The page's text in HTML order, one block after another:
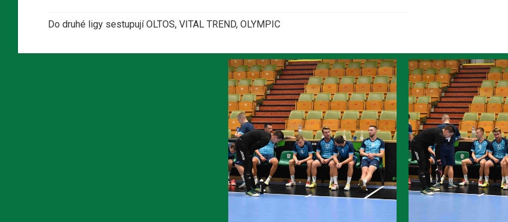
Do druhé ligy sestupují OLTOS, VITAL TREND, OLYMPIC